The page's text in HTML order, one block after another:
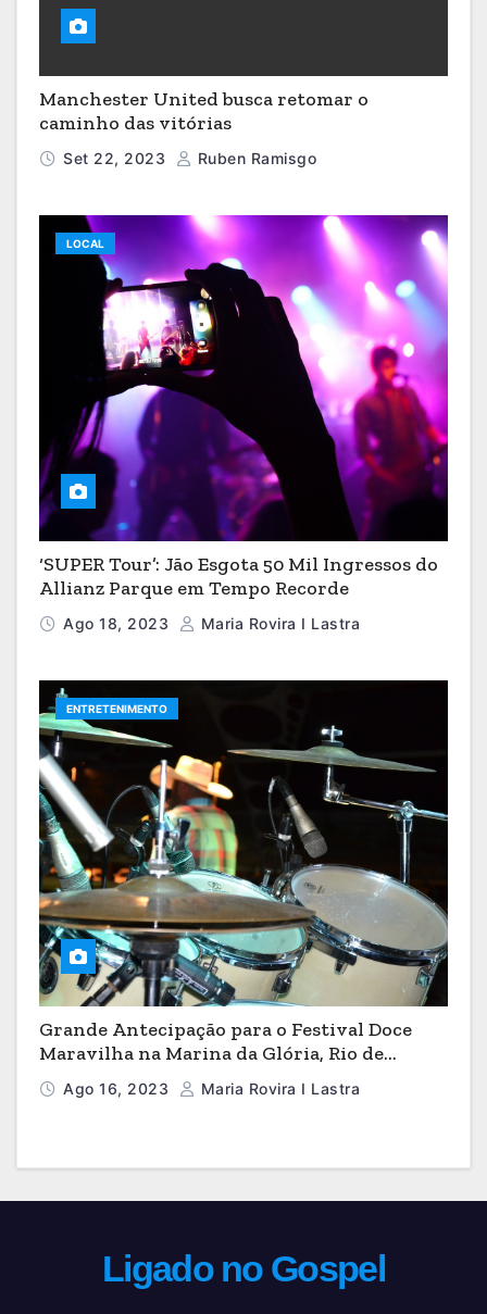
Manchester United busca retomar o
caminho das vitórias
Set 22, 2023 Ruben Ramisgo
LOCAL
‘SUPER Tour’: Jão Esgota 50 Mil Ingressos do
Allianz Parque em Tempo Recorde
Ago 18, 2023 Maria Rovira I Lastra
ENTRETENIMENTO
Grande Antecipação para o Festival Doce
Maravilha na Marina da Glória, Rio de
Janeiro
Ago 16, 2023 Maria Rovira I Lastra
Ligado no Gospel